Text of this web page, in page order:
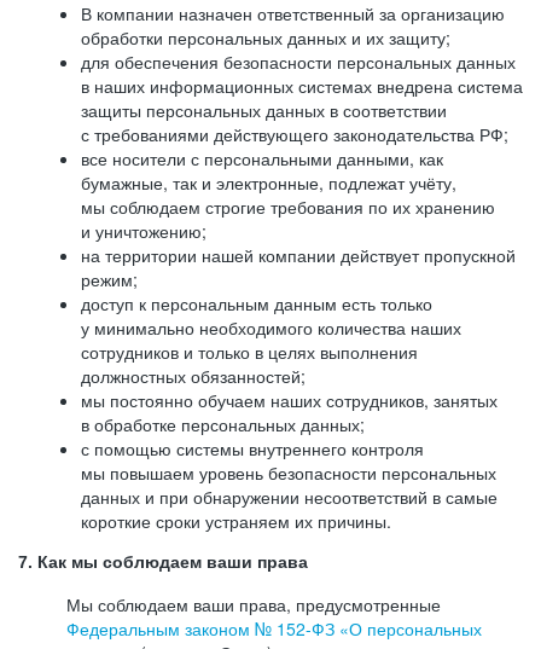
В компании назначен ответственный за организацию
обработки персональных данных и их защиту;
для обеспечения безопасности персональных данных
в наших информационных системах внедрена система
защиты персональных данных в соответствии
с требованиями действующего законодательства РФ;
все носители с персональными данными, как
бумажные, так и электронные, подлежат учёту,
мы соблюдаем строгие требования по их хранению
и уничтожению;
на территории нашей компании действует пропускной
режим;
доступ к персональным данным есть только
у минимально необходимого количества наших
сотрудников и только в целях выполнения
должностных обязанностей;
мы постоянно обучаем наших сотрудников, занятых
в обработке персональных данных;
с помощью системы внутреннего контроля
мы повышаем уровень безопасности персональных
данных и при обнаружении несоответствий в самые
короткие сроки устраняем их причины.
7. Как мы соблюдаем ваши права
Мы соблюдаем ваши права, предусмотренные
Федеральным законом № 152-ФЗ «О персональных